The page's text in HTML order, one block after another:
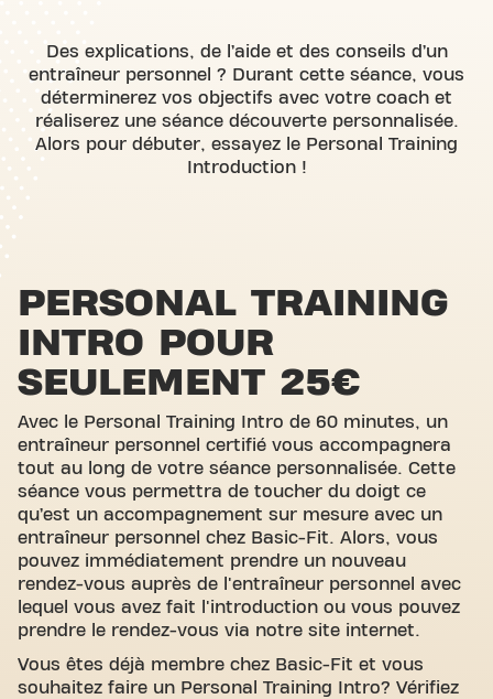
Des explications, de l’aide et des conseils d’un
entraîneur personnel ? Durant cette séance, vous
déterminerez vos objectifs avec votre coach et
réaliserez une séance découverte personnalisée.
Alors pour débuter, essayez le Personal Training
Introduction !
PERSONAL TRAINING
INTRO POUR
SEULEMENT 25€
Avec le Personal Training Intro de 60 minutes, un
entraîneur personnel certifié vous accompagnera
tout au long de votre séance personnalisée. Cette
séance vous permettra de toucher du doigt ce
qu’est un accompagnement sur mesure avec un
entraîneur personnel chez Basic-Fit. Alors, vous
pouvez immédiatement prendre un nouveau
rendez-vous auprès de l'entraîneur personnel avec
lequel vous avez fait l'introduction ou vous pouvez
prendre le rendez-vous via notre site internet.
Vous êtes déjà membre chez Basic-Fit et vous
souhaitez faire un Personal Training Intro? Vérifiez